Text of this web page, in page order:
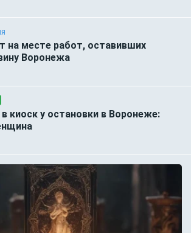
на месте работ, оставивших
Воронежа
киоск у остановки в Воронеже: